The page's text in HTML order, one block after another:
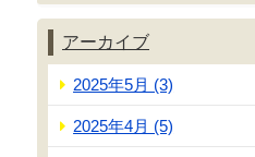
アーカイブ
2025年5月 (3)
2025年4月 (5)